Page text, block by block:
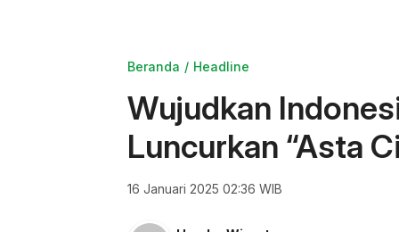
Beranda Headline
Wujudkan
Luncurkan “Asta
16 Januari 2025 02:36 WIB